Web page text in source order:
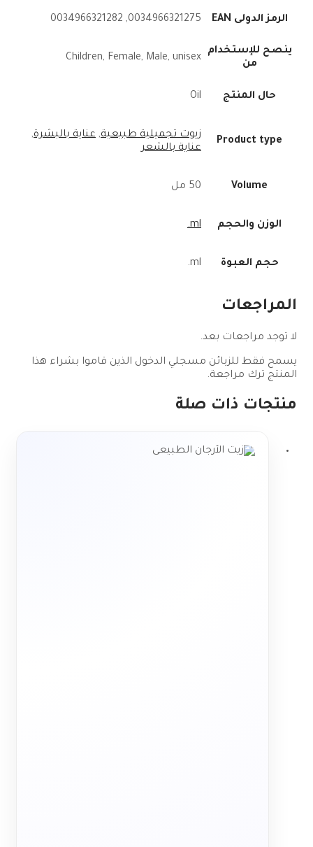
الرمز الدولى EAN 0034966321275, 0034966321282
ينصح للإستخدام
من
Children, Female, Male, unisex
حال المنتج Oil
Product type
زيوت تجميلية طبيعية, عناية بالبشرة,
عناية بالشعر
Volume 50 مل
الوزن والحجم ml.
حجم العبوة ml.
المراجعات
لا توجد مراجعات بعد.
يسمح فقط للزبائن مسجلي الدخول الذين قاموا بشراء هذا
المنتج ترك مراجعة.
منتجات ذات صلة